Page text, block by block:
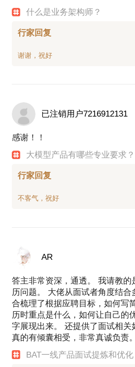
什么是业务架构师？
行家回复
已注销用户7216912131
感谢！！
大模型产品有哪些专业要求？
行家回复
AR
答主非常资深，通透。 我请教的
历问题。 大佬从面试者角度结合
合梳理了根据应聘目标，如何写
历时重点是什么，如何让自己的
字展现出来。 还提供了面试相关
真的有倾囊相受，非常真诚负责。
BAT一线产品面试提炼和优化